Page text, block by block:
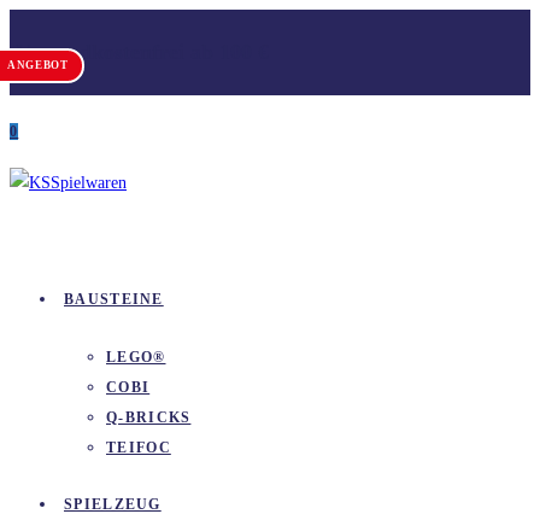
Inhalt
springen
Versandkostenfrei ab 100 €
0
BAUSTEINE
LEGO®
COBI
Q-BRICKS
TEIFOC
SPIELZEUG
ANGEBOT